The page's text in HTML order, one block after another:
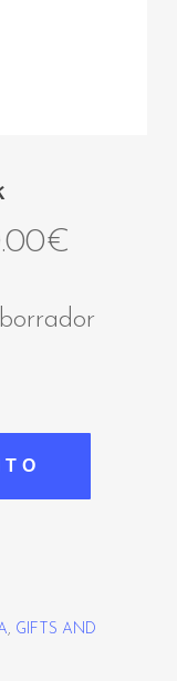
€
, GIFTS AND